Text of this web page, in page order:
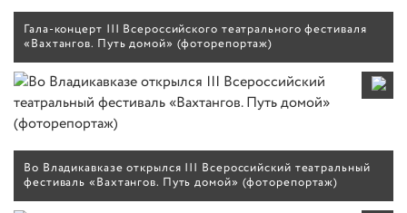
Гала-концерт III Всероссийского театрального фестиваля
«Вахтангов. Путь домой» (фоторепортаж)
Во Владикавказе открылся III Всероссийский театральный
фестиваль «Вахтангов. Путь домой» (фоторепортаж)